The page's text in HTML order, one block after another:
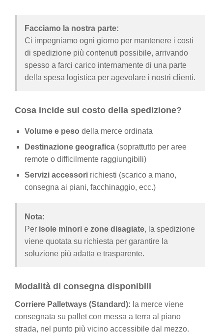
Facciamo la nostra parte:
Ci impegniamo ogni giorno per mantenere i costi
di spedizione più contenuti possibile, arrivando
spesso a farci carico internamente di una parte
della spesa logistica per agevolare i nostri clienti.
Cosa incide sul costo della spedizione?
Volume e peso della merce ordinata
Destinazione geografica (soprattutto per aree
remote o difficilmente raggiungibili)
Servizi accessori richiesti (scarico a mano,
consegna ai piani, facchinaggio, ecc.)
Nota:
Per isole minori e zone disagiate, la spedizione
viene quotata su richiesta per garantire la
soluzione più adatta e trasparente.
Modalità di consegna disponibili
Corriere Palletways (Standard): la merce viene
consegnata su pallet con messa a terra al piano
strada, nel punto più vicino accessibile dal mezzo.